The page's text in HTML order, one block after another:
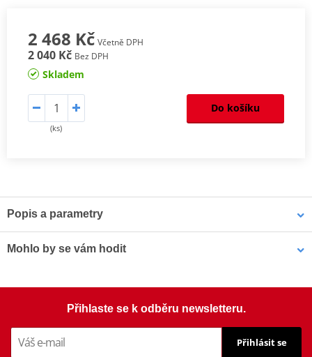
2 468 Kč Včetně DPH
2 040 Kč Bez DPH
Skladem
(ks)
Do košíku
Popis a parametry
Mohlo by se vám hodit
Přihlaste se k odběru newsletteru.
Přihlásit se